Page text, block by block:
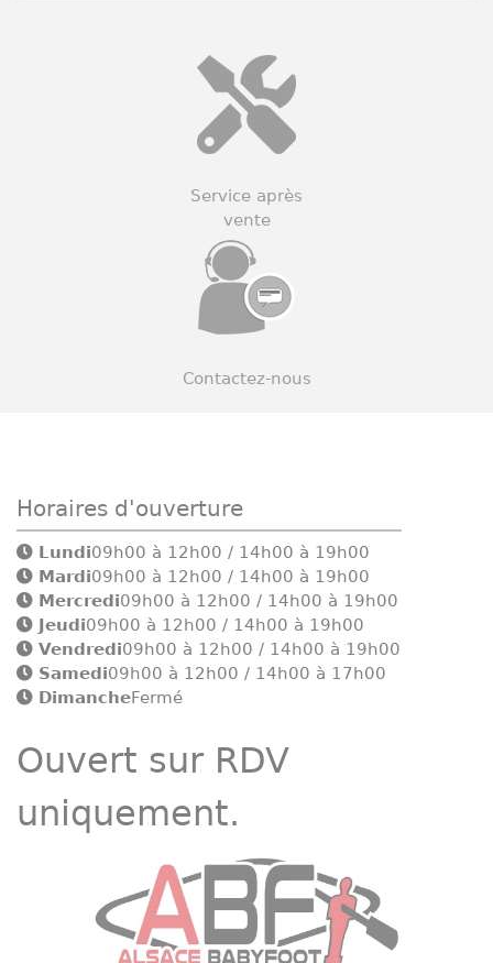
Service après
vente
Contactez-nous
Horaires d'ouverture
Lundi09h00 à 12h00 / 14h00 à 19h00
Mardi09h00 à 12h00 / 14h00 à 19h00
Mercredi09h00 à 12h00 / 14h00 à 19h00
Jeudi09h00 à 12h00 / 14h00 à 19h00
Vendredi09h00 à 12h00 / 14h00 à 19h00
Samedi09h00 à 12h00 / 14h00 à 17h00
DimancheFermé
Ouvert sur RDV
uniquement.